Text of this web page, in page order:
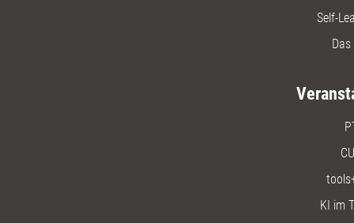
Self-
KI im